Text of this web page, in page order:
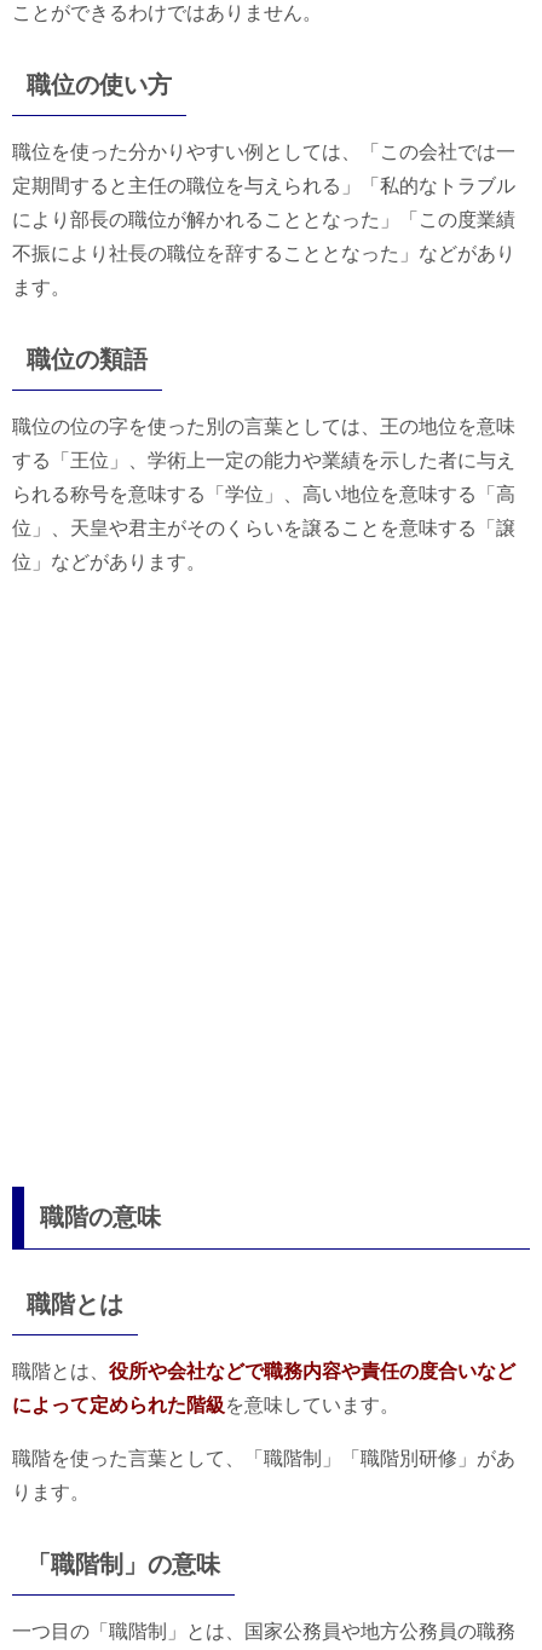
ことができるわけではありません。
職位の使い方
職位を使った分かりやすい例としては、「この会社では一
定期間すると主任の職位を与えられる」「私的なトラブル
により部長の職位が解かれることとなった」「この度業績
不振により社長の職位を辞することとなった」などがあり
ます。
職位の類語
職位の位の字を使った別の言葉としては、王の地位を意味
する「王位」、学術上一定の能力や業績を示した者に与え
られる称号を意味する「学位」、高い地位を意味する「高
位」、天皇や君主がそのくらいを譲ることを意味する「譲
位」などがあります。
職階の意味
職階とは
職階とは、 役所や会社などで職務内容や責任の度合いなど
によって定められた階級を意味しています。
職階を使った言葉として、「職階制」「職階別研修」があ
ります。
「職階制」の意味
一つ目の「職階制」とは、国家公務員や地方公務員の職務